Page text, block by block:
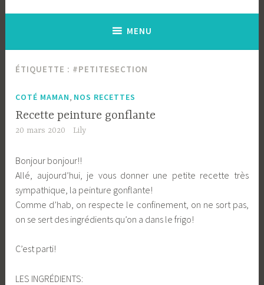
MENU
ÉTIQUETTE : #PETITESECTION
COTÉ MAMAN NOS RECETTES
Recette peinture gonflante
20 mars 2020 Lily
Bonjour bonjour!!
Allé, aujourd’hui, je vous donner une petite recette très
sympathique, la peinture gonflante!
Comme d’hab, on respecte le confinement, on ne sort pas,
on se sert des ingrédients qu’on a dans le frigo!
C’est parti!
LES INGRÉDIENTS: